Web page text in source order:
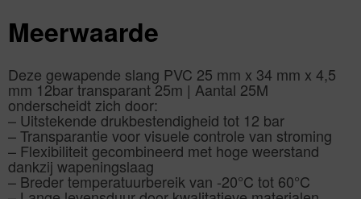
Meerwaarde
Deze gewapende slang PVC 25 mm x 34 mm x 4,5
mm 12bar transparant 25m | Aantal 25M
onderscheidt zich door:
– Uitstekende drukbestendigheid tot 12 bar
– Transparantie voor visuele controle van stroming
– Flexibiliteit gecombineerd met hoge weerstand
dankzij wapeningslaag
– Breder temperatuurbereik van -20°C tot 60°C